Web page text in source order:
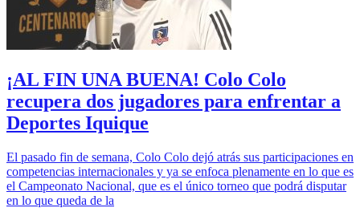
¡AL FIN UNA BUENA! Colo Colo
recupera dos jugadores para enfrentar a
Deportes Iquique
El pasado fin de semana, Colo Colo dejó atrás sus participaciones en
competencias internacionales y ya se enfoca plenamente en lo que es
el Campeonato Nacional, que es el único torneo que podrá disputar
en lo que queda de la